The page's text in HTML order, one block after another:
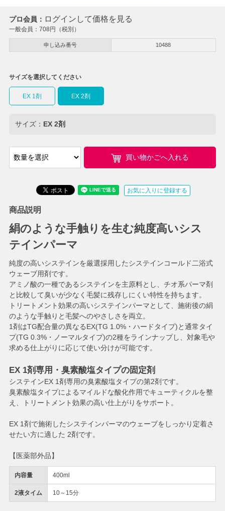
プロ会員： ログインして価格を見る
一般会員： 708円（税別）
申し込み番号 10488
内容量 400ml
2液タイム 10～15分
サイズを選択してください
EX 1剤 EX 2剤
サイズ： EX 2剤
買い物かごへ入れる
お気に入りに登録する
商品説明
絹のような手触りを生む純度高いシス
テインパーマ
純度の高いシステインを厳選採用したシステインコールド二浴式
ウェーブ用剤です。
アミノ酸の一種であるシステインを主原料とし、チオ系パーマ剤
と比較して臭いが少なく毛髪に残存しにくい特性を持ちます。
トリートメント効果の高いシステインパーマとして、施術後の絹
のような手触りと毛髪へのやさしさを両立。
1剤はTG配合量の異なるEX(TG 1.0%・ハードタイプ)と通常タイ
プ(TG 0.3%・ノーマルタイプ)の2種をラインナップし、対象毛や
求める仕上がりに応じて使い分けが可能です。
EX 1剤専用・臭素酸塩タイプの固定剤
システインEX 1剤専用の臭素酸塩タイプの第2剤です。
臭素酸塩タイプによるマイルドな酸化作用でキューティクルを整
え、トリートメント効果の高い仕上がりをサポート。
EX 1剤で施術したシステインパーマのウェーブをしっかり定着さ
せたい方に適した 2剤です。
【医薬部外品】